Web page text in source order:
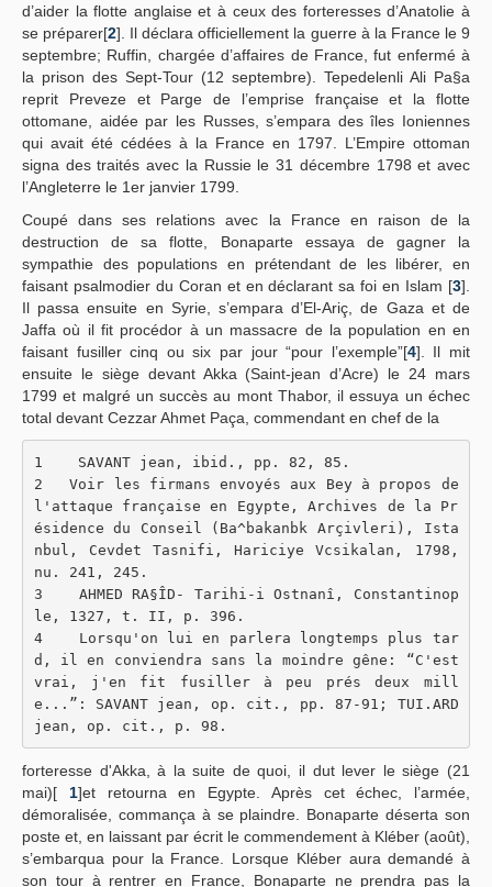
d’aider la flotte anglaise et à ceux des forteresses d’Anatolie à
se préparer[2]. Il déclara officiellement la guerre à la France le 9
septembre; Ruffin, chargée d’affaires de France, fut enfermé à
la prison des Sept-Tour (12 septembre). Tepedelenli Ali Pa§a
reprit Preveze et Parge de l’emprise française et la flotte
ottomane, aidée par les Russes, s’empara des îles Ioniennes
qui avait été cédées à la France en 1797. L’Empire ottoman
signa des traités avec la Russie le 31 décembre 1798 et avec
l’Angleterre le 1er janvier 1799.
Coupé dans ses relations avec la France en raison de la
destruction de sa flotte, Bonaparte essaya de gagner la
sympathie des populations en prétendant de les libérer, en
faisant psalmodier du Coran et en déclarant sa foi en Islam [3].
Il passa ensuite en Syrie, s’empara d’El-Ariç, de Gaza et de
Jaffa où il fit procédor à un massacre de la population en en
faisant fusiller cinq ou six par jour “pour l’exemple”[4]. Il mit
ensuite le siège devant Akka (Saint-jean d’Acre) le 24 mars
1799 et malgré un succès au mont Thabor, il essuya un échec
total devant Cezzar Ahmet Paça, commendant en chef de la
1    SAVANT jean, ibid., pp. 82, 85.
2   Voir les firmans envoyés aux Bey à propos de
l'attaque française en Egypte, Archives de la Pr
ésidence du Conseil (Ba^bakanbk Arçivleri), Ista
nbul, Cevdet Tasnifi, Hariciye Vcsikalan, 1798,
nu. 241, 245.
3    AHMED RA§ÎD- Tarihi-i Ostnanî, Constantinop
le, 1327, t. II, p. 396.
4    Lorsqu'on lui en parlera longtemps plus tar
d, il en conviendra sans la moindre gêne: “C'est
vrai, j'en fit fusiller à peu prés deux mill
e...”: SAVANT jean, op. cit., pp. 87-91; TUI.ARD
jean, op. cit., p. 98.
forteresse d'Akka, à la suite de quoi, il dut lever le siège (21
mai)[ 1]et retourna en Egypte. Après cet échec, l’armée,
démoralisée, commança à se plaindre. Bonaparte déserta son
poste et, en laissant par écrit le commendement à Kléber (août),
s’embarqua pour la France. Lorsque Kléber aura demandé à
son tour à rentrer en France, Bonaparte ne prendra pas la